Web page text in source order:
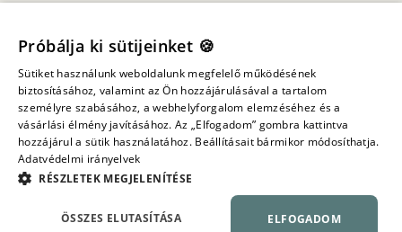
Fiókom
Információ
Minden jog fenntartva ©
Próbálja ki sütijeinket 🍪
Sütiket használunk weboldalunk megfelelő működésének
biztosításához, valamint az Ön hozzájárulásával a tartalom
személyre szabásához, a webhelyforgalom elemzéséhez és a
vásárlási élmény javításához. Az „Elfogadom” gombra kattintva
hozzájárul a sütik használatához. Beállításait bármikor módosíthatja.
Adatvédelmi irányelvek
RÉSZLETEK MEGJELENÍTÉSE
ELFOGADOM
ÖSSZES ELUTASÍTÁSA